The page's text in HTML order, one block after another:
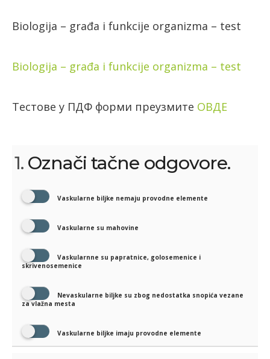
Biologija – građa i funkcije organizma – test
Biologija – građa i funkcije organizma – test
Тестове у ПДФ форми преузмите ОВДЕ
1. Označi tačne odgovore.
Vaskularne biljke nemaju provodne elemente
Vaskularne su mahovine
Vaskularnne su papratnice, golosemenice i
skrivenosemenice
Nevaskularne biljke su zbog nedostatka snopića vezane
za vlažna mesta
Vaskularne biljke imaju provodne elemente